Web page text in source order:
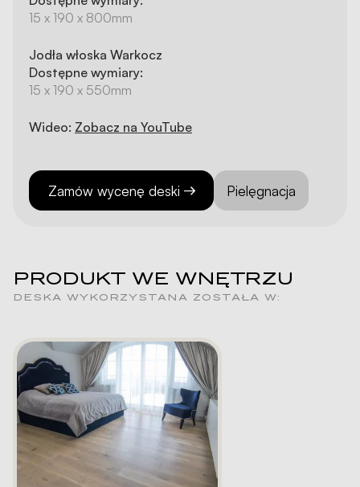
15 x 190 x 800mm
Jodła włoska Warkocz
Dostępne wymiary:
15 x 190 x 550mm
Wideo: Zobacz na YouTube
Zamów wycenę deski Pielęgnacja
PRODUKT WE WNĘTRZU
DESKA WYKORZYSTANA ZOSTAŁA W: